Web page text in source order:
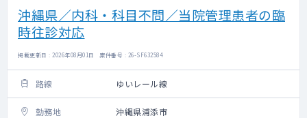
沖縄県／内科・科目不問／当院管理患者の臨
時往診対応
掲載更新日 : 2026年08月01日 案件番号 : 26-SF632584
路線 ゆいレール線
勤務地 沖縄県浦添市